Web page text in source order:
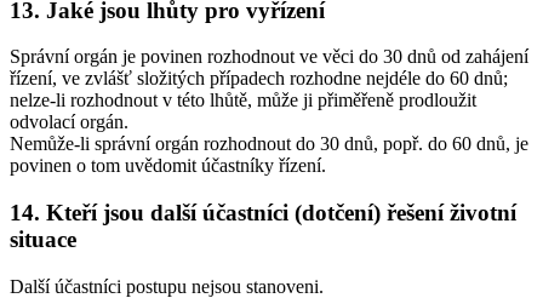
13. Jaké jsou lhůty pro vyřízení
Správní orgán je povinen rozhodnout ve věci do 30 dnů od zahájení
řízení, ve zvlášť složitých případech rozhodne nejdéle do 60 dnů;
nelze-li rozhodnout v této lhůtě, může ji přiměřeně prodloužit
odvolací orgán.
Nemůže-li správní orgán rozhodnout do 30 dnů, popř. do 60 dnů, je
povinen o tom uvědomit účastníky řízení.
14. Kteří jsou další účastníci (dotčení) řešení životní
situace
Další účastníci postupu nejsou stanoveni.